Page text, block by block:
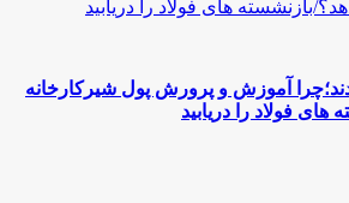
آموزش و پرورش پول شیرکارخانه
های فولاد را دریابید